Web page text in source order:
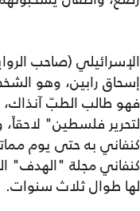
الإسرائيلي (صاحب
إسحاق رابين، وهو
فهو طالب الطبّ
لتحرير فلسطين"
كنفاني مجلة "الهدف"
لها طوال ثلاث سنوات.